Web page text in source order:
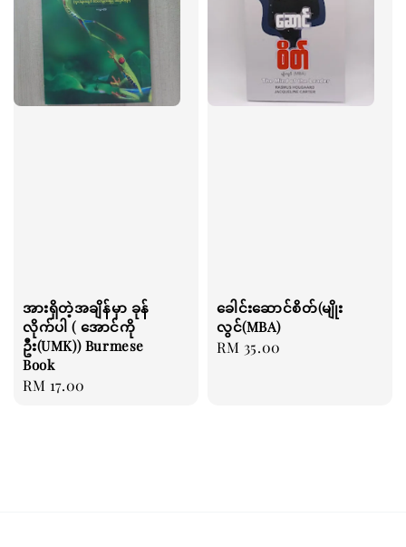
အားရှိတဲ့အချိန်မှာ ခုန်
လိုက်ပါ ( အောင်ကို
ဦး(UMK)) Burmese
Book
Regular
RM 17.00
ခေါင်းဆောင်စိတ်(မျိုး
လွင်(MBA)
Regular
RM 35.00